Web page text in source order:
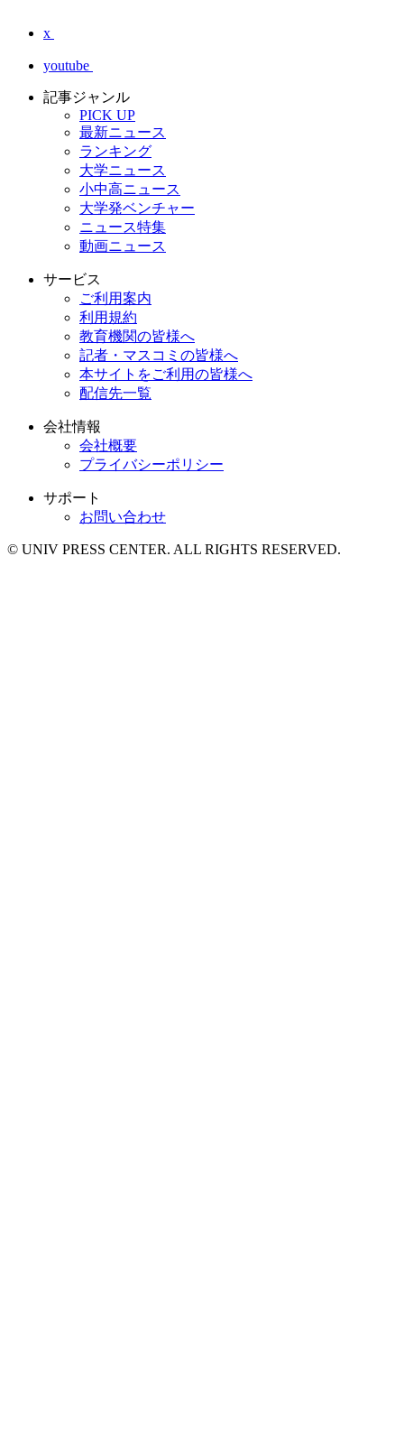
x
youtube
記事ジャンル
PICK UP
最新ニュース
ランキング
大学ニュース
小中高ニュース
大学発ベンチャー
ニュース特集
動画ニュース
サービス
ご利用案内
利用規約
教育機関の皆様へ
記者・マスコミの皆様へ
本サイトをご利用の皆様へ
配信先一覧
会社情報
会社概要
プライバシーポリシー
サポート
お問い合わせ
© UNIV PRESS CENTER. ALL RIGHTS RESERVED.